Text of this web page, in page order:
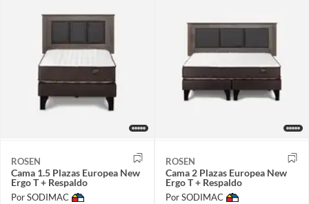
ROSEN
Cama 1.5 Plazas Europea New
Ergo T + Respaldo
Por SODIMAC
ROSEN
Cama 2 Plazas Europea New
Ergo T + Respaldo
Por SODIMAC